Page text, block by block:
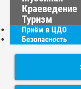
Краеведение
Туризм
Приём в ЦДО
Безопасность